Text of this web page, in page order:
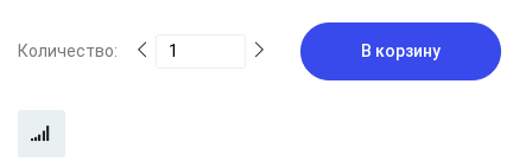
Количество: В корзину